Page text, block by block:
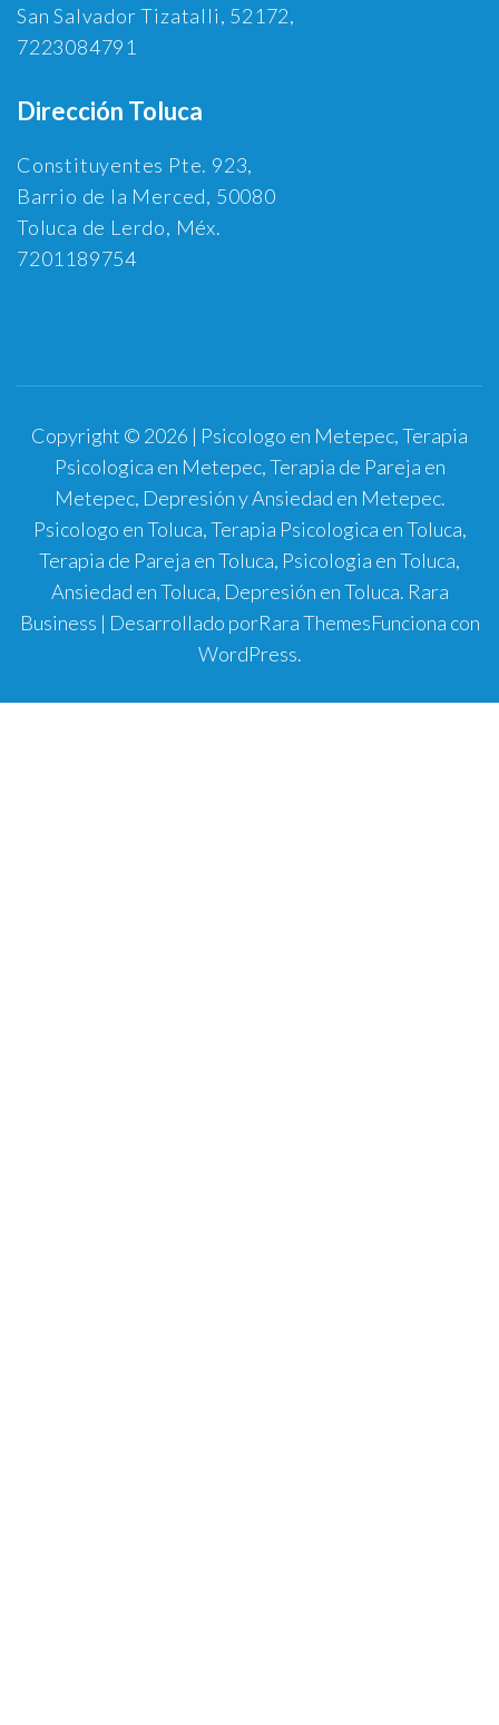
San Salvador Tizatalli, 52172,
7223084791
Dirección Toluca
Constituyentes Pte. 923,
Barrio de la Merced, 50080
Toluca de Lerdo, Méx.
7201189754
Copyright © 2026 | Psicologo en Metepec, Terapia
Psicologica en Metepec, Terapia de Pareja en
Metepec, Depresión y Ansiedad en Metepec.
Psicologo en Toluca, Terapia Psicologica en Toluca,
Terapia de Pareja en Toluca, Psicologia en Toluca,
Ansiedad en Toluca, Depresión en Toluca. Rara
Business | Desarrollado porRara ThemesFunciona con
WordPress.